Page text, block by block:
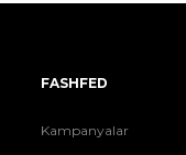
FASHFED
Kampanyalar